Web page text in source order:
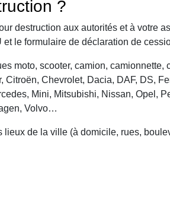
?
destruction aux autorités et à votre
le formulaire de déclaration de
moto, scooter, camion, camionnette,
Chevrolet, Dacia, DAF, DS,
Mini, Mitsubishi, Nissan, Opel,
Volvo…
de la ville (à domicile, rues,